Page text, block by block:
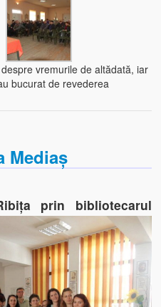
vremurile de altădată, iar
bucurat de revederea
Mediaș
prin bibliotecarul